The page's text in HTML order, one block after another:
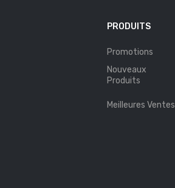
PRODUITS
Promotions
Nouveaux
Produits
Meilleures Ventes